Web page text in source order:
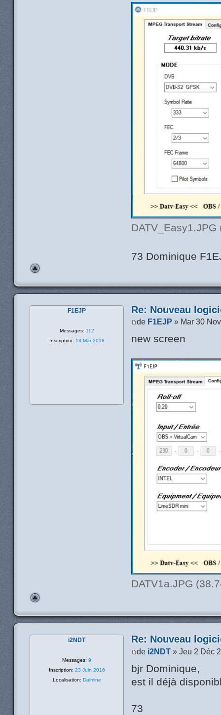
73 Dominique
Re: Nouveau
de F1EJP » Mar 30
new screen
DATV1a.JPG
F1EJP
Messages: 112
Inscription: 13 Mar 2018
Re: Nouveau
de i2NDT » Jeu 2 Déc
bjr Dominique,
est il déjà
73
i2NDT
Messages: 9
Inscription: 23 Juin 2016
Localisation: Dalmine